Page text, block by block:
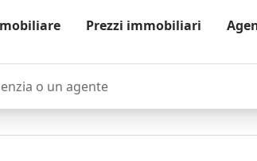
Prezzi immobiliari
o un agente